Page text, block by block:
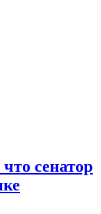
сенатор